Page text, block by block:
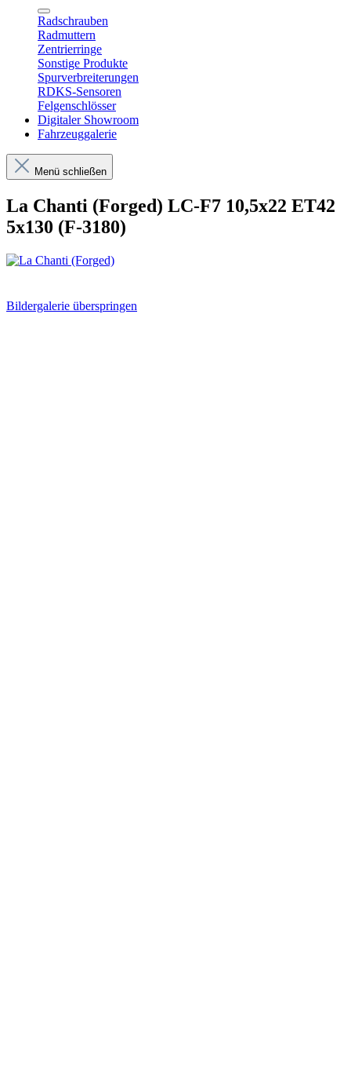
Radschrauben
Radmuttern
Zentrierringe
Sonstige Produkte
Spurverbreiterungen
RDKS-Sensoren
Felgenschlösser
Digitaler Showroom
Fahrzeuggalerie
Menü schließen
La Chanti (Forged) LC-F7 10,5x22 ET42
5x130 (F-3180)
Bildergalerie überspringen